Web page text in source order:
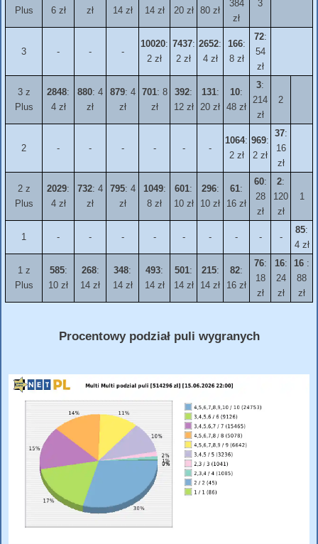
Plus
6 zł
zł
14 zł
14 zł
20 zł
80 zł
384
zł
3
3 - - -
10020:
2 zł
7437:
2 zł
2652:
4 zł
166:
8 zł
72:
54
zł
3 z
Plus
2848:
4 zł
880: 4
zł
879: 4
zł
701: 8
zł
392:
12 zł
131:
20 zł
10:
48 zł
3:
214
zł
2
2 - - - - - -
1064:
2 zł
969:
2 zł
37:
16
zł
2 z
Plus
2029:
4 zł
732: 4
zł
795: 4
zł
1049:
8 zł
601:
10 zł
296:
10 zł
61:
16 zł
60:
28
zł
2:
120
zł
1
1 - - - - - - - - -
85:
4 zł
1 z
Plus
585:
10 zł
268:
14 zł
348:
14 zł
493:
14 zł
501:
14 zł
215:
14 zł
82:
16 zł
76:
18
zł
16:
24
zł
16 :
88
zł
Procentowy podział puli wygranych